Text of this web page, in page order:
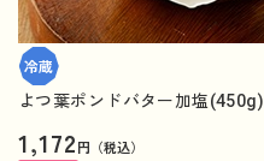
よつ葉ポンドバター加塩(450g)
1,172円（税込）